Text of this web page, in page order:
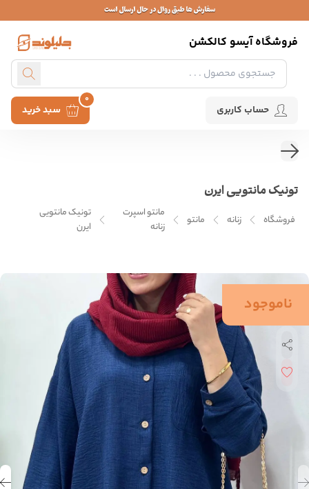
فروشگاه آیسو کالکشن
حساب کاربری سبد خرید
0
تونیک مانتویی ایرن
فروشگاه زنانه مانتو
مانتو اسپرت
زنانه
تونیک مانتویی
ایرن
ناموجود